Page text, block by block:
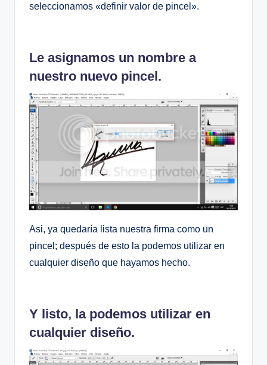
seleccionamos «definir valor de pincel».
Le asignamos un nombre a
nuestro nuevo pincel.
Asi, ya quedaría lista nuestra firma como un
pincel; después de esto la podemos utilizar en
cualquier diseño que hayamos hecho.
Y listo, la podemos utilizar en
cualquier diseño.